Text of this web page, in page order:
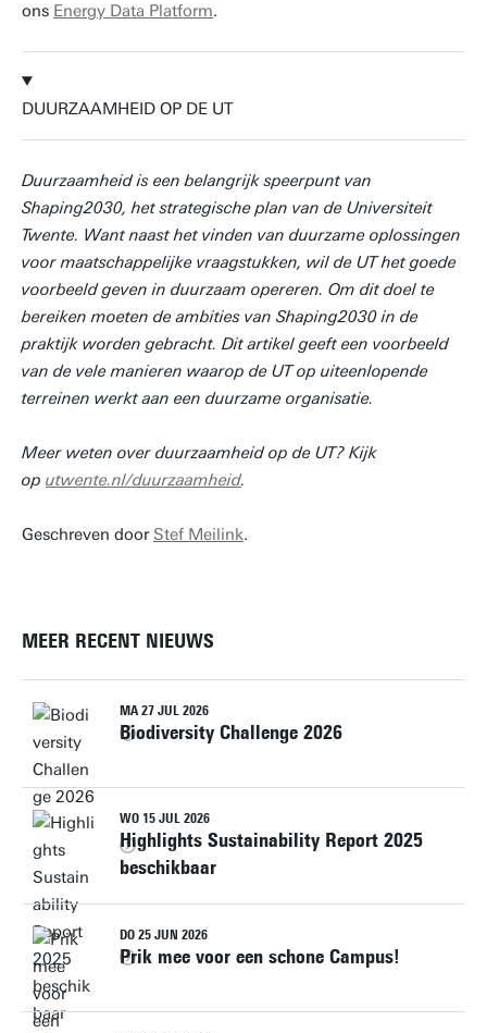
ons Energy Data Platform.
DUURZAAMHEID OP DE UT
Duurzaamheid is een belangrijk speerpunt van
Shaping2030, het strategische plan van de Universiteit
Twente. Want naast het vinden van duurzame oplossingen
voor maatschappelijke vraagstukken, wil de UT het goede
voorbeeld geven in duurzaam opereren. Om dit doel te
bereiken moeten de ambities van Shaping2030 in de
praktijk worden gebracht. Dit artikel geeft een voorbeeld
van de vele manieren waarop de UT op uiteenlopende
terreinen werkt aan een duurzame organisatie.
Meer weten over duurzaamheid op de UT? Kijk
op utwente.nl/duurzaamheid.
Geschreven door Stef Meilink.
MEER RECENT NIEUWS
MA 27 JUL 2026
Biodiversity Challenge 2026
WO 15 JUL 2026
Highlights Sustainability Report 2025
beschikbaar
DO 25 JUN 2026
Prik mee voor een schone Campus!